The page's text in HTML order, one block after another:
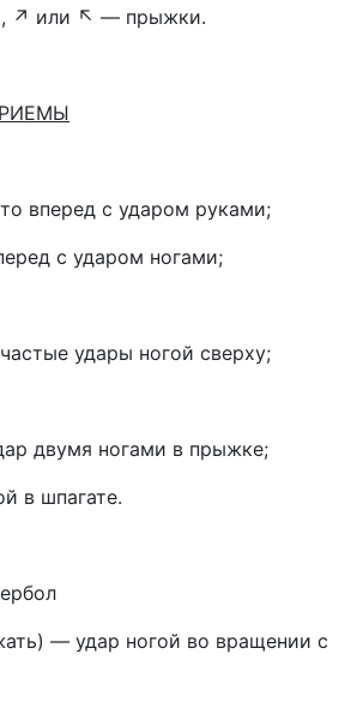
, ↗ или ↖ — прыжки.
вперед с ударом руками;
с ударом ногами;
удары ногой сверху;
двумя ногами в прыжке;
в шпагате.
— удар ногой во вращении с